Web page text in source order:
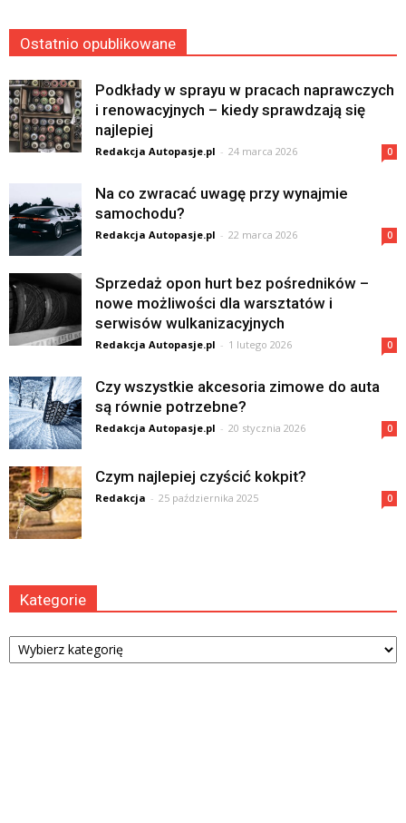
Ostatnio opublikowane
Podkłady w sprayu w pracach naprawczych
i renowacyjnych – kiedy sprawdzają się
najlepiej
Redakcja Autopasje.pl - 24 marca 2026 0
Na co zwracać uwagę przy wynajmie
samochodu?
Redakcja Autopasje.pl - 22 marca 2026 0
Sprzedaż opon hurt bez pośredników –
nowe możliwości dla warsztatów i
serwisów wulkanizacyjnych
Redakcja Autopasje.pl - 1 lutego 2026 0
Czy wszystkie akcesoria zimowe do auta
są równie potrzebne?
Redakcja Autopasje.pl - 20 stycznia 2026 0
Czym najlepiej czyścić kokpit?
Redakcja - 25 października 2025 0
Kategorie
Kategorie